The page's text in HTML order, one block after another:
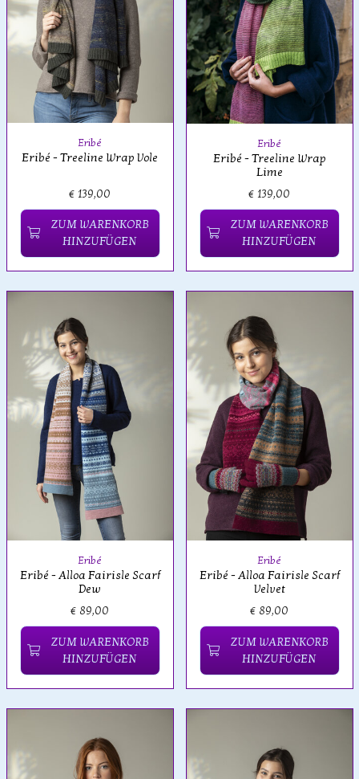
Eribé
Eribé - Treeline Wrap Vole
€ 139,00
ZUM WARENKORB
HINZUFÜGEN
Eribé
Eribé - Treeline Wrap
Lime
€ 139,00
ZUM WARENKORB
HINZUFÜGEN
Eribé
Eribé - Alloa Fairisle Scarf
Dew
€ 89,00
ZUM WARENKORB
HINZUFÜGEN
Eribé
Eribé - Alloa Fairisle Scarf
Velvet
€ 89,00
ZUM WARENKORB
HINZUFÜGEN